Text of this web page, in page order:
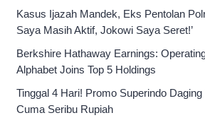
Kasus Ijazah Mandek, Eks Pentolan
Saya Masih Aktif, Jokowi Saya Seret!’
Berkshire Hathaway Earnings:
Alphabet Joins Top 5 Holdings
Tinggal 4 Hari! Promo Superindo
Cuma Seribu Rupiah